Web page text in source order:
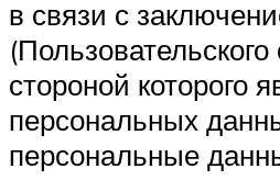
в связи с
стороной которого
персональных
персональные